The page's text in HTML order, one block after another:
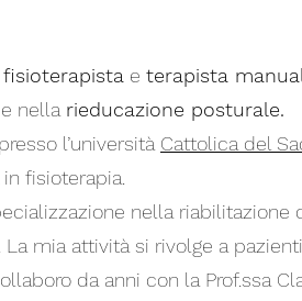
fisioterapista e terapista
e nella rieducazione posturale.
l’università Cattolica del
fisioterapia.
nella riabilitazione
mia attività si rivolge a
da anni con la Prof.ssa